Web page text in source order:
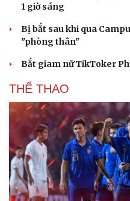
1 giờ sáng
Bị bắt sau khi qua
"phòng thân"
Bắt giam nữ TikToker
THỂ THAO